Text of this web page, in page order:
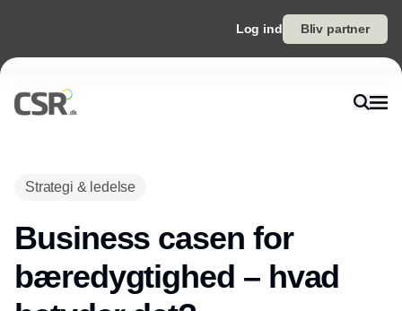
Log ind Bliv partner
Strategi & ledelse
Business casen for
bæredygtighed – hvad